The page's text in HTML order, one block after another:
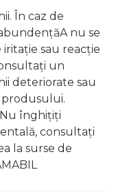
În caz de
nu se
iritație sau reacție
un
deteriorate sau
înghițiți
consultați
la surse de